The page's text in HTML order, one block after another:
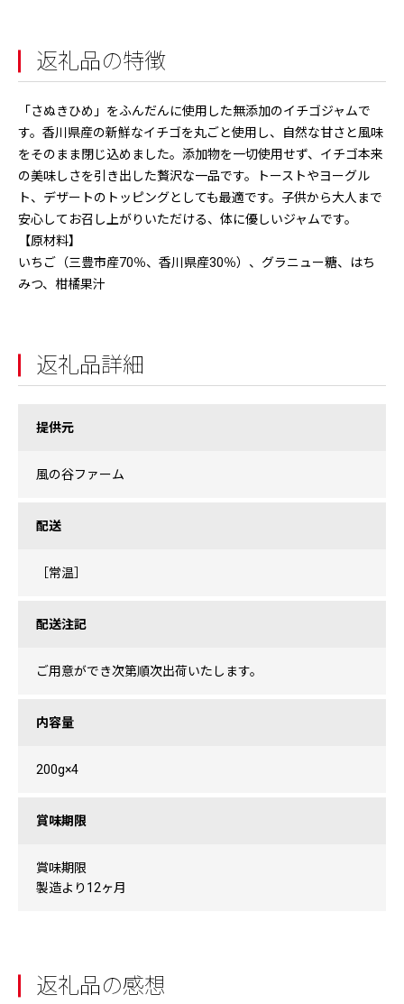
返礼品の特徴
「さぬきひめ」をふんだんに使用した無添加のイチゴジャムで
す。香川県産の新鮮なイチゴを丸ごと使用し、自然な甘さと風味
をそのまま閉じ込めました。添加物を一切使用せず、イチゴ本来
の美味しさを引き出した贅沢な一品です。トーストやヨーグル
ト、デザートのトッピングとしても最適です。子供から大人まで
安心してお召し上がりいただける、体に優しいジャムです。
【原材料】
いちご（三豊市産70％、香川県産30％）、グラニュー糖、はち
みつ、柑橘果汁
返礼品詳細
提供元
風の谷ファーム
配送
［常温］
配送注記
ご用意ができ次第順次出荷いたします。
内容量
200g×4
賞味期限
賞味期限
製造より12ヶ月
返礼品の感想